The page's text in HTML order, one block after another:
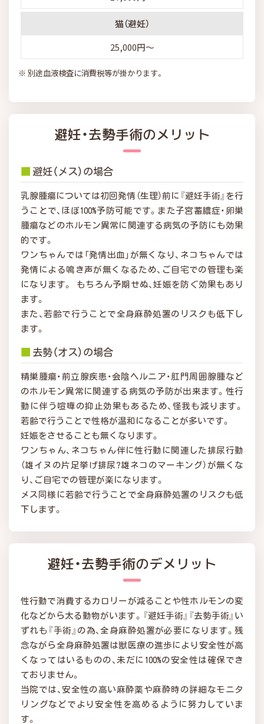
猫（避妊）
25,000円～
別途血液検査に消費税等が掛かります。
避妊・去勢手術のメリット
避妊（メス）の場合
乳腺腫瘍については初回発情（生理）前に『避妊手術』を行
うことで、ほぼ100%予防可能です。また子宮蓄膿症・卵巣
腫瘍などのホルモン異常に関連する病気の予防にも効果
的です。
ワンちゃんでは「発情出血」が無くなり、ネコちゃんでは
発情による鳴き声が無くなるため、ご自宅での管理も楽
になります。 もちろん予期せぬ、妊娠を防ぐ効果もあり
ます。
また、若齢で行うことで全身麻酔処置のリスクも低下し
ます。
去勢（オス）の場合
精巣腫瘍・前立腺疾患・会陰ヘルニア・肛門周囲腺腫など
のホルモン異常に関連する病気の予防が出来ます。性行
動に伴う喧嘩の抑止効果もあるため、怪我も減ります。
若齢で行うことで性格が温和になることが多いです。
妊娠をさせることも無くなります。
ワンちゃん、ネコちゃん伴に性行動に関連した排尿行動
（雄イヌの片足挙げ排尿?雄ネコのマーキング）が無くな
り、ご自宅での管理が楽になります。
メス同様に若齢で行うことで全身麻酔処置のリスクも低
下します。
避妊・去勢手術のデメリット
性行動で消費するカロリーが減ることや性ホルモンの変
化などから太る動物がいます。『避妊手術』『去勢手術』い
ずれも『手術』の為、全身麻酔処置が必要になります。残
念ながら全身麻酔処置は獣医療の進歩により安全性が高
くなってはいるものの、未だに100%の安全性は確保でき
ておりません。
当院では、安全性の高い麻酔薬や麻酔時の詳細なモニタ
リングなどでより安全性を高めるように努力していま
す。